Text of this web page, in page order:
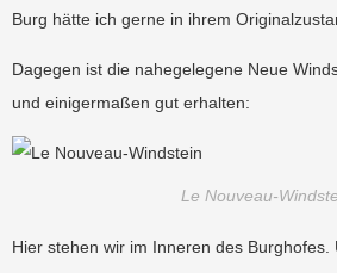
Burg hätte ich gerne in ihrem
Dagegen ist die nahegelegene Neue
und einigermaßen gut erhalten:
Le Nouveau-
Hier stehen wir im Inneren des